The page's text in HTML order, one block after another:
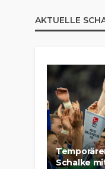
AKTUELLE
Schalke